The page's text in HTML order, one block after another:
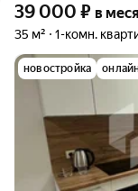
39 000 ₽ в
35 м² 1-комн.
новостройка